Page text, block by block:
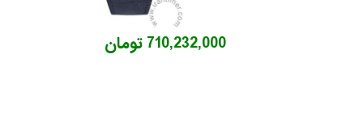
710,232,000 تومان